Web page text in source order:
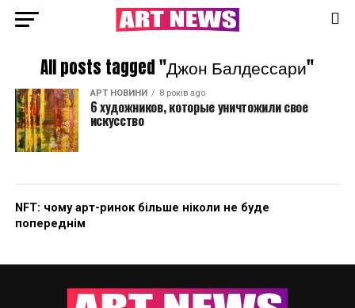
All posts tagged "Джон Балдессари"
АРТ НОВИНИ 8 років ago
6 художников, которые уничтожили свое
искусство
NFT: чому арт-ринок більше ніколи не буде
попереднім